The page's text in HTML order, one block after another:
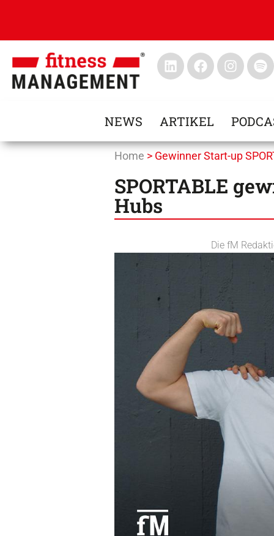
NEWS ARTIKEL
Home > Gewinner Start-up
SPORTABLE
Hubs
Die fM